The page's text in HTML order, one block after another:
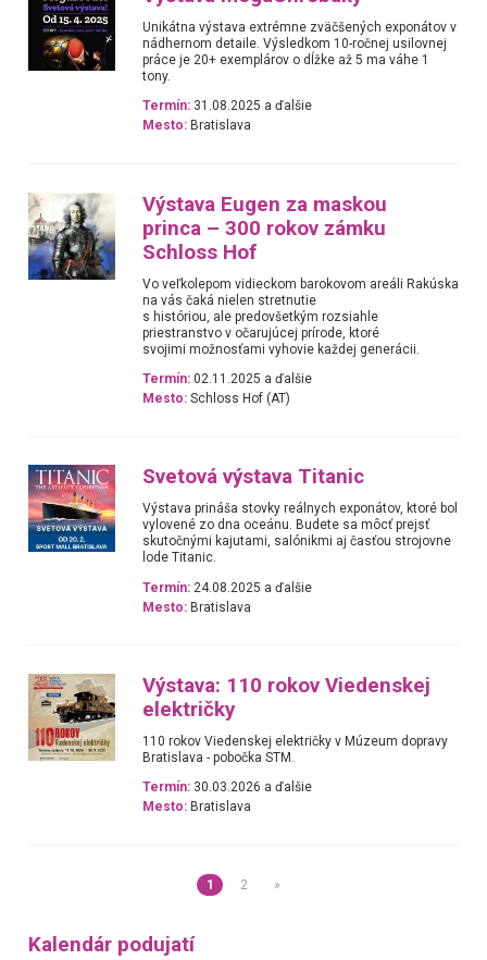
Unikátna výstava extrémne zväčšených exponátov v
nádhernom detaile. Výsledkom 10-ročnej usilovnej
práce je 20+ exemplárov o dĺžke až 5 ma váhe 1
tony.
Termín: 31.08.2025 a ďalšie
Mesto: Bratislava
Výstava Eugen za maskou
princa – 300 rokov zámku
Schloss Hof
Vo veľkolepom vidieckom barokovom areáli Rakúska
na vás čaká nielen stretnutie
s históriou, ale predovšetkým rozsiahle
priestranstvo v očarujúcej prírode, ktoré
svojimi možnosťami vyhovie každej generácii.
Termín: 02.11.2025 a ďalšie
Mesto: Schloss Hof (AT)
Svetová výstava Titanic
Výstava prináša stovky reálnych exponátov, ktoré bol
vylovené zo dna oceánu. Budete sa môcť prejsť
skutočnými kajutami, salónikmi aj časťou strojovne
lode Titanic.
Termín: 24.08.2025 a ďalšie
Mesto: Bratislava
Výstava: 110 rokov Viedenskej
električky
110 rokov Viedenskej električky v Múzeum dopravy
Bratislava - pobočka STM.
Termín: 30.03.2026 a ďalšie
Mesto: Bratislava
1 2 »
Kalendár podujatí